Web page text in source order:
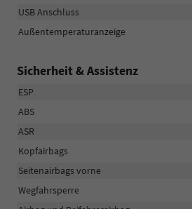
USB Anschluss
Außentemperaturanzeige
Sicherheit & Assistenz
ESP
ABS
ASR
Kopfairbags
Seitenairbags vorne
Wegfahrsperre